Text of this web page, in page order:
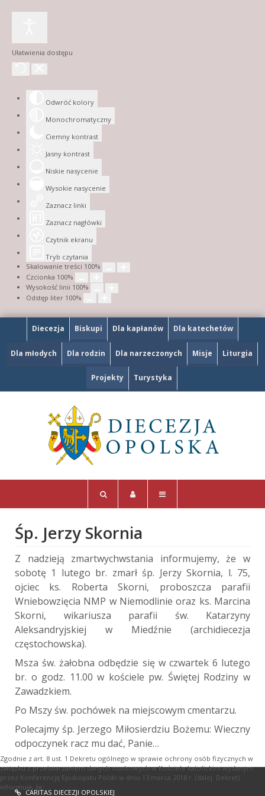
Ułatwienia dostępu
Odwróć kolory
Monochromatyczny
Ciemny kontrast
Jasny kontrast
Niskie nasycenie
Wysokie nasycenie
Zaznacz linki
Zaznacz nagłówki
Czytnik ekranu
Tryb czytania
Skalowanie treści 100%
Czcionka 100%
Wysokość linii 100%
Odstęp liter 100%
Diecezja Biskupi Dla kapłanów Dla katechetów
Dla młodych Dla rodzin Dla narzeczonych Misje Liturgia
Projekty Turystyka
Śp. Jerzy Skornia
Z nadzieją zmartwychwstania informujemy, że w
sobotę 1 lutego br. zmarł śp. Jerzy Skornia, l. 75,
ojciec ks. Roberta Skorni, proboszcza parafii
Wniebowzięcia NMP w Niemodlinie oraz ks. Marcina
Skorni, wikariusza parafii św. Katarzyny
Aleksandryjskiej w Miedźnie (archidiecezja
częstochowska).
Msza św. żałobna odbędzie się w czwartek 6 lutego
br. o godz. 11.00 w kościele pw. Świętej Rodziny w
Zawadzkiem.
Po Mszy św. pochówek na miejscowym cmentarzu.
Polecajmy śp. Jerzego Miłosierdziu Bożemu: Wieczny
odpoczynek racz mu dać, Panie…
CARITAS DIECEZJI OPOLSKIEJ
Zgodnie z art. 8 ust. 1 Dekretu ogólnego w sprawie ochrony osób fizycznych w
związku z przetwarzaniem danych osobowych w Kościele katolickim wydanym
przez Konferencję Episkopatu Polski w dniu 13 marca 2018 r. (dalej: Dekret)
informuję, że: